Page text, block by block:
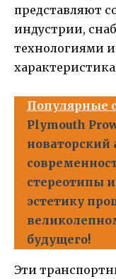
представляют
индустрии,
технологиями
Популярные
Plymouth
новаторский
стереотипы
эстетику
будущего!
Эти